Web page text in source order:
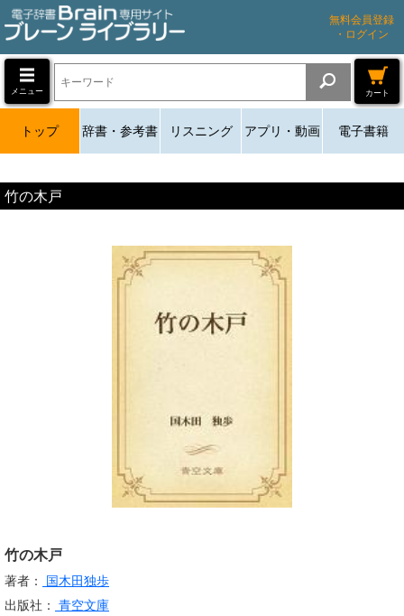
無料会員登録
・ログイン
メニュー カート
トップ 辞書・参考書 リスニング アプリ・動画 電子書籍
竹の木戸
竹の木戸
著者：
国木田独歩
出版社：
青空文庫